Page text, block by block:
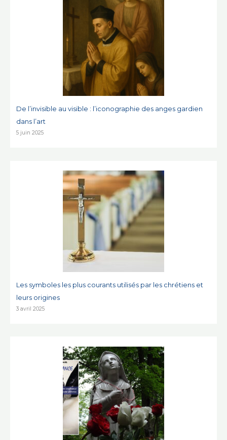
De l’invisible au visible : l’iconographie des anges gardien
dans l’art
5 juin 2025
Les symboles les plus courants utilisés par les chrétiens et
leurs origines
3 avril 2025